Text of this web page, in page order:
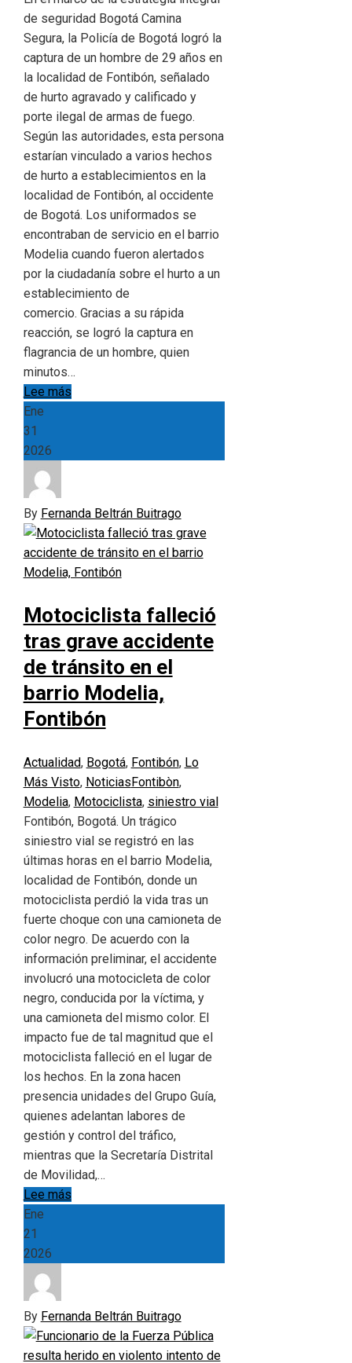
de seguridad Bogotá Camina
Segura, la Policía de Bogotá logró la
captura de un hombre de 29 años en
la localidad de Fontibón, señalado
de hurto agravado y calificado y
porte ilegal de armas de fuego.
Según las autoridades, esta persona
estarían vinculado a varios hechos
de hurto a establecimientos en la
localidad de Fontibón, al occidente
de Bogotá. Los uniformados se
encontraban de servicio en el barrio
Modelia cuando fueron alertados
por la ciudadanía sobre el hurto a un
establecimiento de
comercio. Gracias a su rápida
reacción, se logró la captura en
flagrancia de un hombre, quien
minutos…
Lee más
Ene
31
2026
By Fernanda Beltrán Buitrago
Motociclista falleció
tras grave accidente
de tránsito en el
barrio Modelia,
Fontibón
Actualidad, Bogotá, Fontibón, Lo
Más Visto, Noticias Fontibòn,
Modelia, Motociclista, siniestro vial
Fontibón, Bogotá. Un trágico
siniestro vial se registró en las
últimas horas en el barrio Modelia,
localidad de Fontibón, donde un
motociclista perdió la vida tras un
fuerte choque con una camioneta de
color negro. De acuerdo con la
información preliminar, el accidente
involucró una motocicleta de color
negro, conducida por la víctima, y
una camioneta del mismo color. El
impacto fue de tal magnitud que el
motociclista falleció en el lugar de
los hechos. En la zona hacen
presencia unidades del Grupo Guía,
quienes adelantan labores de
gestión y control del tráfico,
mientras que la Secretaría Distrital
de Movilidad,…
Lee más
Ene
21
2026
By Fernanda Beltrán Buitrago